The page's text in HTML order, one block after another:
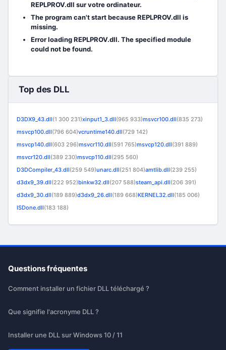
REPLPROV.dll sur votre ordinateur.
The program can't start because REPLPROV.dll is
missing.
Error loading REPLPROV.dll. The specified module
could not be found.
Top des DLL
D3DX9_43.dll(1 300 231)xinput1_3.dll(965 933)msvcr100.dll(835 273)
msvcp100.dll(796 604)vcruntime140.dll(729 142)
msvcp140.dll(603 296)msvcr110.dll(591 765)msvcp120.dll(391 889)
msvcr120.dll(389 230)msvcp110.dll(295 560)
D3DCompiler_43.dll(259 549)unarc.dll(251 804)amtlib.dll(239 255)
d3dx9_39.dll(222 952)binkw32.dll(207 588)steam_api.dll(206 391)
d3dx9_30.dll(189 889)d3dx9_26.dll(189 668)KERNEL32.dll(185 006)
ISDone.dll(183 188)
Questions fréquentes
Comment installer un fichier DLL téléchargé ?
Que signifie l'acronyme DLL ?
Installer une DLL sur Windows 10 / 11